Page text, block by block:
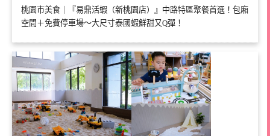
桃園市美食｜『易鼎活蝦（新桃園店）』中路特區聚餐首選！包廂
空間＋免費停車場～大尺寸泰國蝦鮮甜又Q彈！